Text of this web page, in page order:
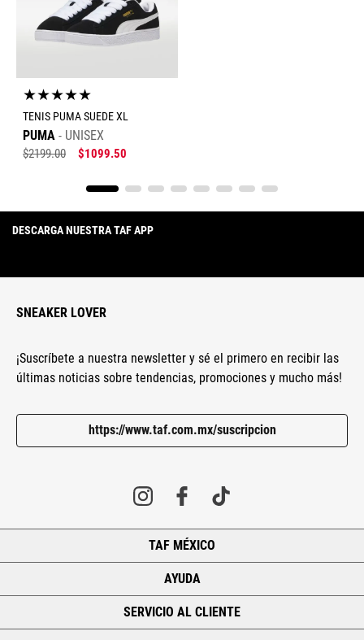
★★★★★
TENIS PUMA SUEDE XL
PUMA UNISEX
$2199.00 $1099.50
DESCARGA NUESTRA TAF APP
SNEAKER LOVER
¡Suscríbete a nuestra newsletter y sé el primero en recibir las
últimas noticias sobre tendencias, promociones y mucho más!
https://www.taf.com.mx/suscripcion
TAF MÉXICO
AYUDA
SERVICIO AL CLIENTE